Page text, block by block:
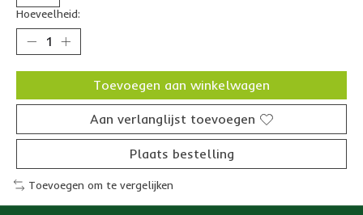
Hoeveelheid:
Toevoegen aan winkelwagen
Aan verlanglijst toevoegen
Plaats bestelling
Toevoegen om te vergelijken